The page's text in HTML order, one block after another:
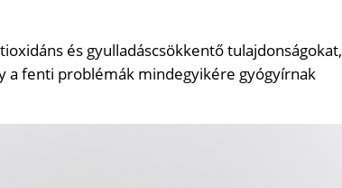
és gyulladáscsökkentő tulajdonságokat,
a fenti problémák mindegyikére gyógyírnak